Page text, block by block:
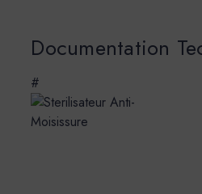
Documentation
#